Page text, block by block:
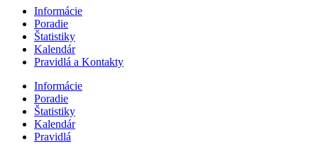
Informácie
Poradie
Štatistiky
Kalendár
Pravidlá a Kontakty
Informácie
Poradie
Štatistiky
Kalendár
Pravidlá